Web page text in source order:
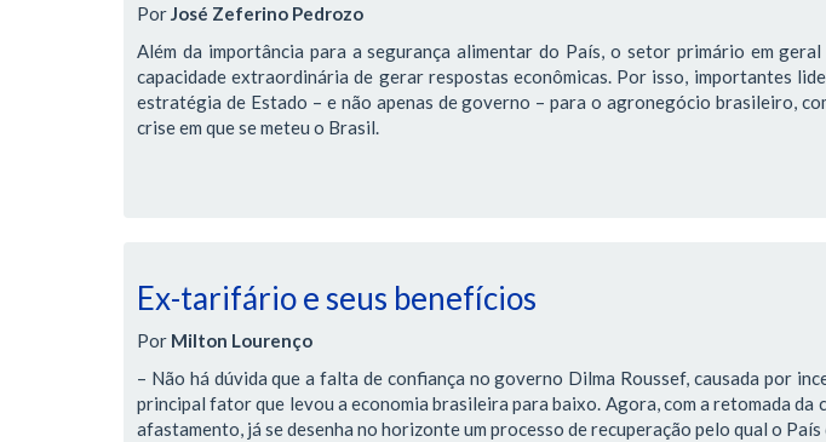
PorJosé Zeferino Pedrozo
Além da importância para a segurança alimentar do País, o setor primário em
capacidade extraordinária de gerar respostas econômicas. Por isso, importantes
estratégia de Estado – e não apenas de governo – para o agronegócio brasileiro,
crise em que se meteu o Brasil.
Ex-tarifário e seus benefícios
Por Milton Lourenço
– Não há dúvida que a falta de confiança no governo Dilma Roussef, causada por
principal fator que levou a economia brasileira para baixo. Agora, com a retomada da
afastamento, já se desenha no horizonte um processo de recuperação pelo qual o